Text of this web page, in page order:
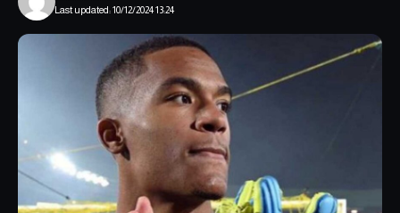
Last updated: 10/12/2024 13:24